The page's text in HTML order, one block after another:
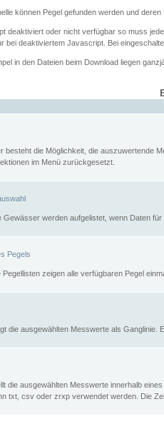
können Pegel gefunden werden und
deaktiviert oder nicht verfügbar so muss
bei deaktiviertem Javascript. Bei
in den Dateien beim Download liegen
besteht die Möglichkeit, die auszuwertende
im Menü zurückgesetzt.
Gewässer werden aufgelistet, wenn Daten
Pegels
Pegellisten zeigen alle verfügbaren Pegel
die ausgewählten Messwerte als Ganglinie.
die ausgewählten Messwerte innerhalb
txt, csv oder zrxp verwendet werden. Die